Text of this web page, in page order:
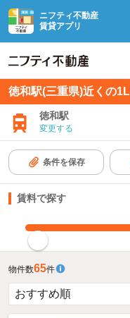
ニフティ不動産
賃貸アプリ
徳和駅(三重県)近くの
徳和駅
変更する
条件を保存
賃料で探す
物件数65件